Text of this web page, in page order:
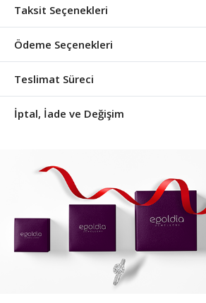
Taksit Seçenekleri
Ödeme Seçenekleri
Teslimat Süreci
İptal, İade ve Değişim